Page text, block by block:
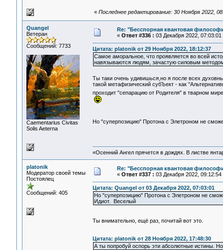
« Последнее редактирование: 30 Ноября 2022,
Quangel
Ветеран
Сообщений: 7733
Сaementarius Civitas
Solis Aeterna
Re: "Бесспорная квантовая
« Ответ #336 : 03 Декабря 2022, 07:03:01
Цитата: platonik от 29 Ноября 2022, 18:12:37
Самое аморальное, что проявляется во всей
навязываются людям, зачастую силовым
Ты таки очень удивишься,но я после всех
такой метафизический субЪект - как
проходит "сепарацию от Родителя" в тварном
Но "суперпозицию" Протона с Элетроном не
«Осенний Ангел прячется в дождях. В листве
platonik
Модератор своей темы
Постоялец
Сообщений: 405
Re: "Бесспорная квантовая
« Ответ #337 : 03 Декабря 2022, 09:12:54
Цитата: Quangel от 03 Декабря 2022, 07:03:01
Но "суперпозицию" Протона с Элетроном не
Идиот. Веселый
Ты внимательно, ещё раз, почитай вот это.
Цитата: platonik от 28 Ноября 2022, 17:48:30
А ты попробуй оспорь эти абсолютные истины.